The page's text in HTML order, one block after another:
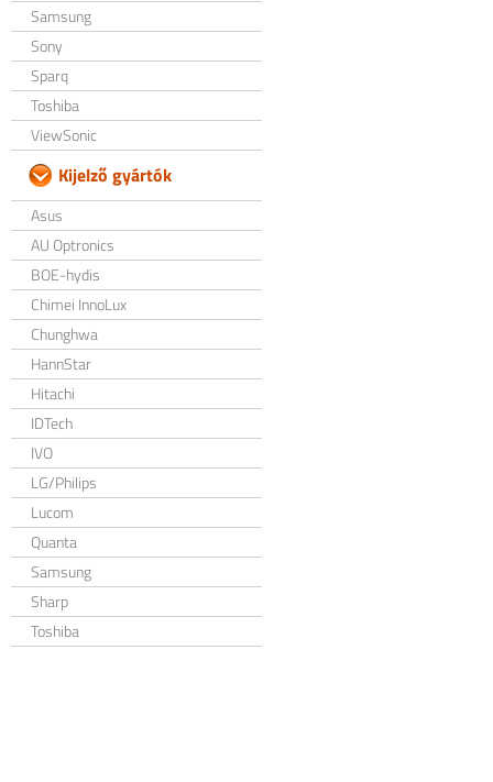
Samsung
Sony
Sparq
Toshiba
ViewSonic
Kijelző gyártók
Asus
AU Optronics
BOE-hydis
Chimei InnoLux
Chunghwa
HannStar
Hitachi
IDTech
IVO
LG/Philips
Lucom
Quanta
Samsung
Sharp
Toshiba